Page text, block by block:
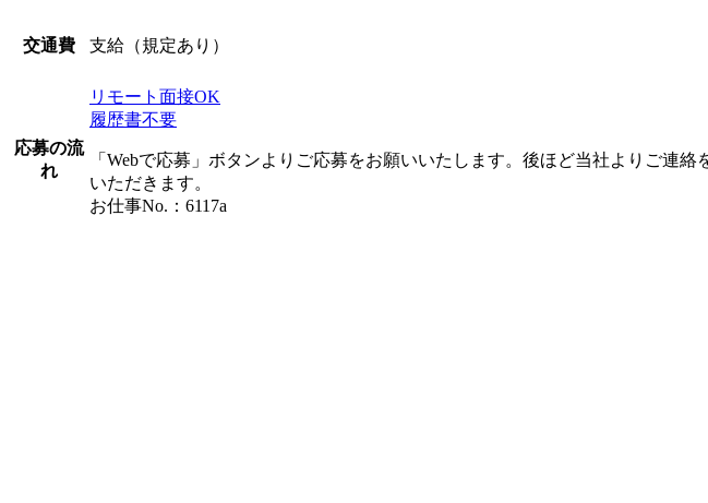
交通費 支給（規定あり）
応募の流
れ
リモート面接OK
履歴書不要
「Webで応募」ボタンよりご応募をお願いいたします。後ほど当社よりご連絡
いただきます。
お仕事No.：6117a